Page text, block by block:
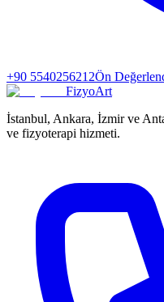
+90 5540256212Ön
FizyoArt
İstanbul, Ankara, İzmir ve
ve fizyoterapi hizmeti.